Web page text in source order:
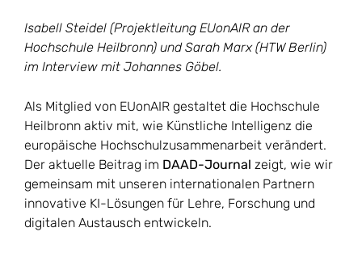
Isabell Steidel (Projektleitung EUonAIR an der
Hochschule Heilbronn) und Sarah Marx (HTW Berlin)
im Interview mit Johannes Göbel.
Als Mitglied von EUonAIR gestaltet die Hochschule
Heilbronn aktiv mit, wie Künstliche Intelligenz die
europäische Hochschulzusammenarbeit verändert.
Der aktuelle Beitrag im DAAD-Journal zeigt, wie wir
gemeinsam mit unseren internationalen Partnern
innovative KI-Lösungen für Lehre, Forschung und
digitalen Austausch entwickeln.